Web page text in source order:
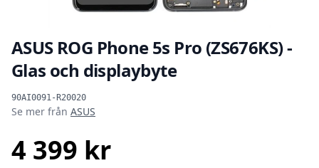
ASUS ROG Phone 5s Pro (ZS676KS) -
Glas och displaybyte
90AI0091-R20020
Produktinformation
Se mer från ASUS
4 399 kr